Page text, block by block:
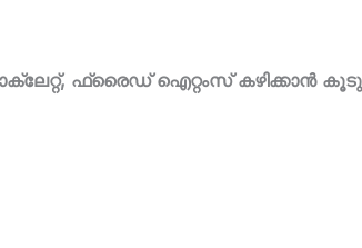
ഫ്രൈഡ് ഐറ്റംസ് കഴിക്കാൻ